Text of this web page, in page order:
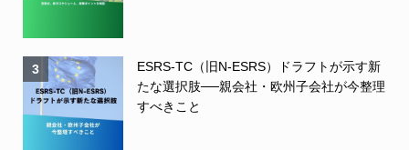
3
ESRS-TC（旧N-ESRS）ドラフトが示す新
たな選択肢──親会社・欧州子会社が今整理
すべきこと